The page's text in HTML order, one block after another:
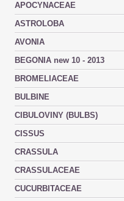
APOCYNACEAE
ASTROLOBA
AVONIA
BEGONIA new 10 - 2013
BROMELIACEAE
BULBINE
CIBULOVINY (BULBS)
CISSUS
CRASSULA
CRASSULACEAE
CUCURBITACEAE